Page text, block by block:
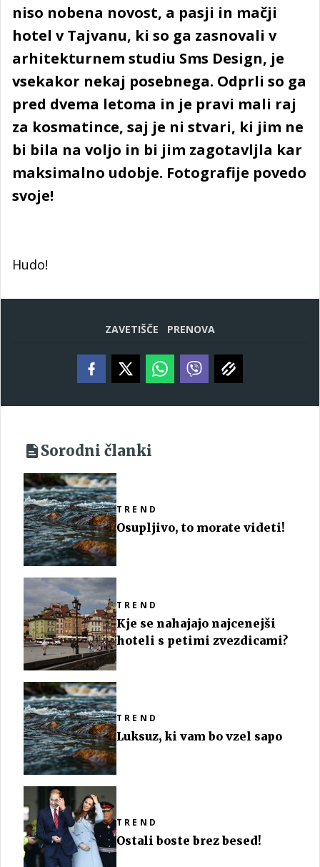
niso nobena novost, a pasji in mačji
hotel v Tajvanu, ki so ga zasnovali v
arhitekturnem studiu Sms Design, je
vsekakor nekaj posebnega. Odprli so ga
pred dvema letoma in je pravi mali raj
za kosmatince, saj je ni stvari, ki jim ne
bi bila na voljo in bi jim zagotavljla kar
maksimalno udobje. Fotografije povedo
svoje!
Hudo!
ZAVETIŠČE PRENOVA
Sorodni članki
TREND
Osupljivo, to morate videti!
TREND
Kje se nahajajo najcenejši
hoteli s petimi zvezdicami?
TREND
Luksuz, ki vam bo vzel sapo
TREND
Ostali boste brez besed!